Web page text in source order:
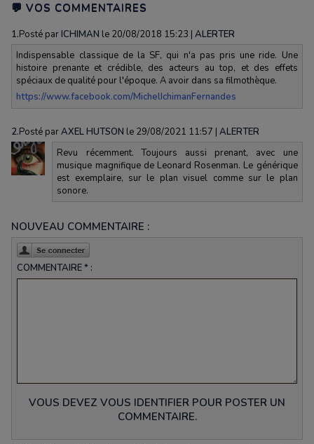
💬 VOS COMMENTAIRES
1.Posté parICHIMAN le 20/08/2018 15:23 | ALERTER
Indispensable classique de la SF, qui n'a pas pris une ride. Une
histoire prenante et crédible, des acteurs au top, et des effets
spéciaux de qualité pour l'époque. A avoir dans sa filmothèque.
https://www.facebook.com/MichelIchimanFernandes
2.Posté parAXEL HUTSON le 29/08/2021 11:57 | ALERTER
Revu récemment. Toujours aussi prenant, avec une
musique magnifique de Leonard Rosenman. Le générique
est exemplaire, sur le plan visuel comme sur le plan
sonore.
NOUVEAU COMMENTAIRE :
COMMENTAIRE * :
VOUS DEVEZ VOUS IDENTIFIER POUR POSTER UN
COMMENTAIRE.